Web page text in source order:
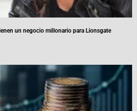
un negocio millonario para Lionsgate